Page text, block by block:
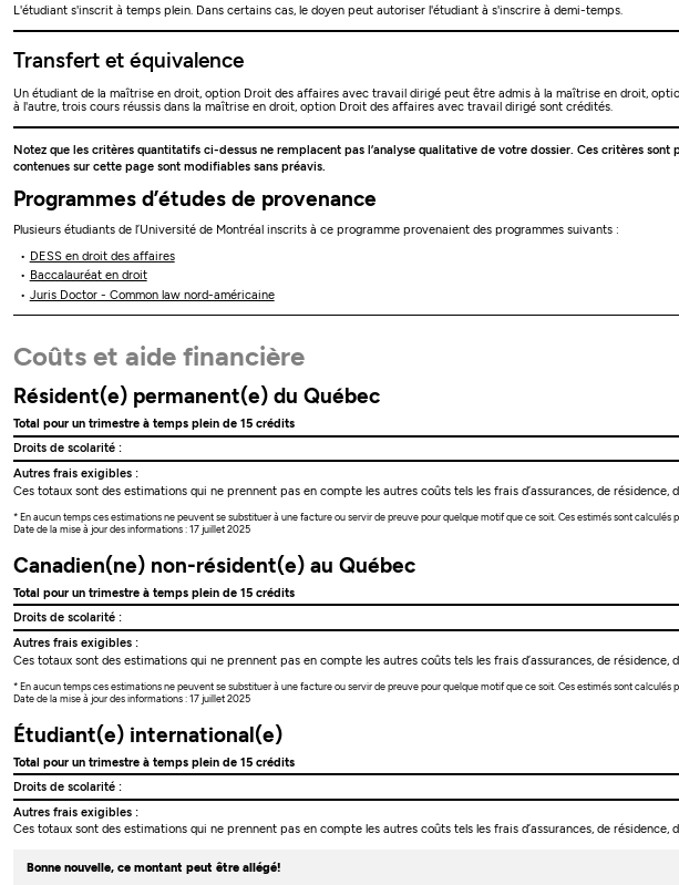
L'étudiant s'inscrit à temps plein. Dans certains cas, le doyen peut autoriser l'étudiant à s'inscrire à demi-temps.
Transfert et équivalence
Un étudiant de la maîtrise en droit, option Droit des affaires avec travail dirigé peut être admis à la maîtrise en droit,
à l'autre, trois cours réussis dans la maîtrise en droit, option Droit des affaires avec travail dirigé sont crédités.
Notez que les critères quantitatifs ci-dessus ne remplacent pas l’analyse qualitative de votre dossier. Ces critères
contenues sur cette page sont modifiables sans préavis.
Programmes d’études de provenance
Plusieurs étudiants de l’Université de Montréal inscrits à ce programme provenaient des programmes suivants :
DESS en droit des affaires
Baccalauréat en droit
Juris Doctor - Common law nord-américaine
Coûts et aide financière
Résident(e) permanent(e) du Québec
Total pour un trimestre à temps plein de 15 crédits
Droits de scolarité :
Autres frais exigibles :
Ces totaux sont des estimations qui ne prennent pas en compte les autres coûts tels les frais d’assurances, de résidence,
* En aucun temps ces estimations ne peuvent se substituer à une facture ou servir de preuve pour quelque motif que ce soit. Ces estimés sont calculés
Date de la mise à jour des informations : 17 juillet 2025
Canadien(ne) non-résident(e) au Québec
Total pour un trimestre à temps plein de 15 crédits
Droits de scolarité :
Autres frais exigibles :
Ces totaux sont des estimations qui ne prennent pas en compte les autres coûts tels les frais d’assurances, de résidence,
* En aucun temps ces estimations ne peuvent se substituer à une facture ou servir de preuve pour quelque motif que ce soit. Ces estimés sont calculés
Date de la mise à jour des informations : 17 juillet 2025
Étudiant(e) international(e)
Total pour un trimestre à temps plein de 15 crédits
Droits de scolarité :
Autres frais exigibles :
Ces totaux sont des estimations qui ne prennent pas en compte les autres coûts tels les frais d’assurances, de résidence,
Bonne nouvelle, ce montant peut être allégé!